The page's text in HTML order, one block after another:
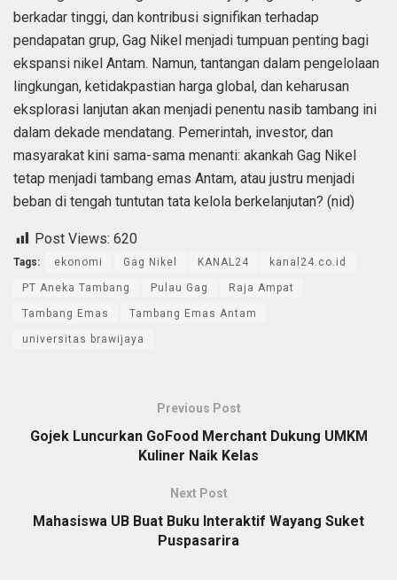
berkadar tinggi, dan kontribusi signifikan terhadap
pendapatan grup, Gag Nikel menjadi tumpuan penting bagi
ekspansi nikel Antam. Namun, tantangan dalam pengelolaan
lingkungan, ketidakpastian harga global, dan keharusan
eksplorasi lanjutan akan menjadi penentu nasib tambang ini
dalam dekade mendatang. Pemerintah, investor, dan
masyarakat kini sama-sama menanti: akankah Gag Nikel
tetap menjadi tambang emas Antam, atau justru menjadi
beban di tengah tuntutan tata kelola berkelanjutan? (nid)
Post Views: 620
Tags: ekonomi Gag Nikel KANAL24 kanal24.co.id
PT Aneka Tambang Pulau Gag Raja Ampat
Tambang Emas Tambang Emas Antam
universitas brawijaya
Previous Post
Gojek Luncurkan GoFood Merchant Dukung UMKM
Kuliner Naik Kelas
Next Post
Mahasiswa UB Buat Buku Interaktif Wayang Suket
Puspasarira